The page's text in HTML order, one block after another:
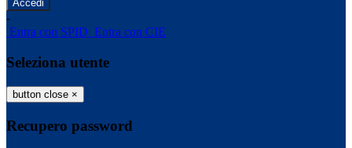
-
Entra con SPID Entra con CIE
Seleziona utente
button close ×
Recupero password